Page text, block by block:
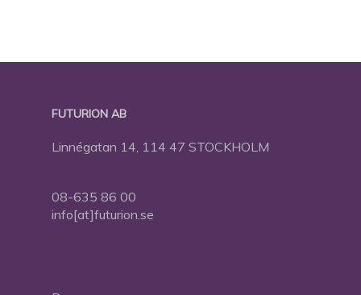
FUTURION AB
Linnégatan 14, 114 47 STOCKHOLM
08-635 86 00
info[at]futurion.se